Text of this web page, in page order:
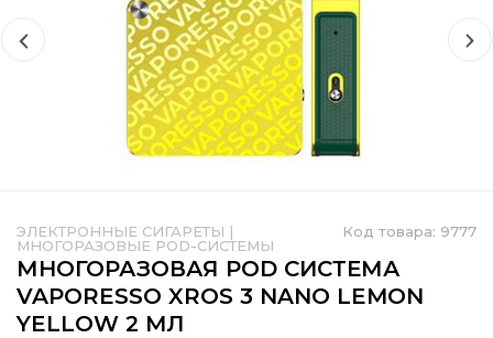
Код товара: 9777
ЭЛЕКТРОННЫЕ СИГАРЕТЫ |
МНОГОРАЗОВЫЕ POD-СИСТЕМЫ
МНОГОРАЗОВАЯ POD СИСТЕМА
VAPORESSO XROS 3 NANO LEMON
YELLOW 2 МЛ